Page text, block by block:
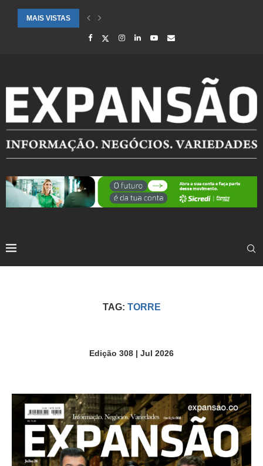
MAIS VISTAS
SAÚDE ALERTA PARA AUMENTO DE CASOS DE SÍNDROME GRIPAL
TAG: TORRE
Edição 308 | Jul 2026